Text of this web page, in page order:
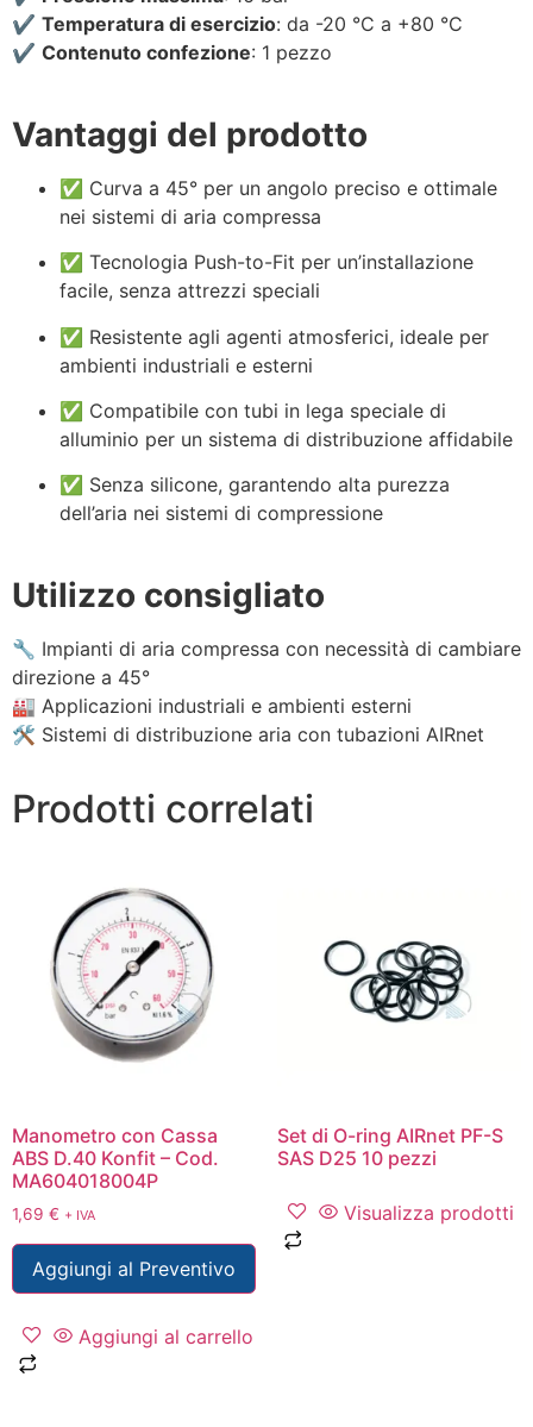
✔️ Temperatura di esercizio: da -20 °C a +80 °C
✔️ Contenuto confezione: 1 pezzo
Vantaggi del prodotto
✅ Curva a 45° per un angolo preciso e ottimale
nei sistemi di aria compressa
✅ Tecnologia Push-to-Fit per un’installazione
facile, senza attrezzi speciali
✅ Resistente agli agenti atmosferici, ideale per
ambienti industriali e esterni
✅ Compatibile con tubi in lega speciale di
alluminio per un sistema di distribuzione affidabile
✅ Senza silicone, garantendo alta purezza
dell’aria nei sistemi di compressione
Utilizzo consigliato
🔧 Impianti di aria compressa con necessità di cambiare
direzione a 45°
🏭 Applicazioni industriali e ambienti esterni
🛠 Sistemi di distribuzione aria con tubazioni AIRnet
Prodotti correlati
Manometro con Cassa
ABS D.40 Konfit – Cod.
MA604018004P
1,69 € + IVA
Aggiungi al Preventivo
Aggiungi al carrello
Set di O-ring AIRnet PF-S
SAS D25 10 pezzi
Visualizza prodotti